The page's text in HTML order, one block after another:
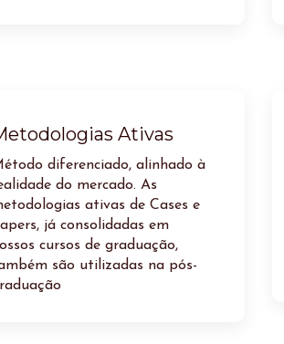
Ativas
diferenciado, alinhado à
do mercado. As
ativas de Cases e
já consolidadas em
cursos de graduação,
são utilizadas na pós-